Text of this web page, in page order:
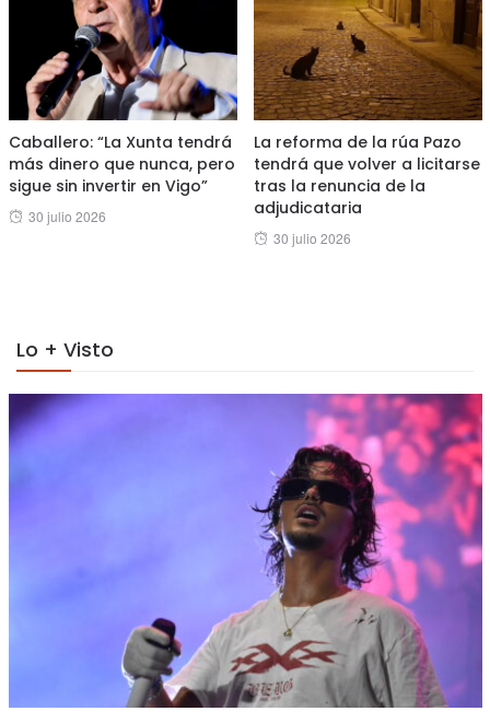
Caballero: “La Xunta tendrá
más dinero que nunca, pero
sigue sin invertir en Vigo”
Posted
30 julio 2026
La reforma de la rúa Pazo
tendrá que volver a licitarse
tras la renuncia de la
adjudicataria
Posted
30 julio 2026
Lo + Visto